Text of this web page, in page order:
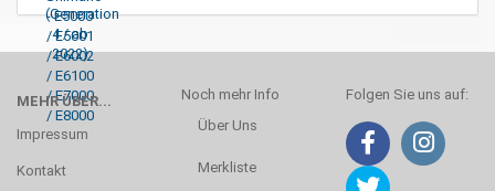
MEHR ÜBER...
Impressum
Kontakt
Noch mehr Info
Über Uns
Merkliste
Folgen Sie uns auf: